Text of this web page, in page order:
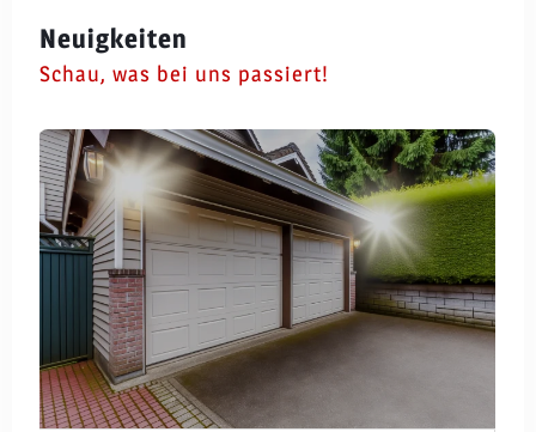
Neuigkeiten
Schau, was bei uns passiert!